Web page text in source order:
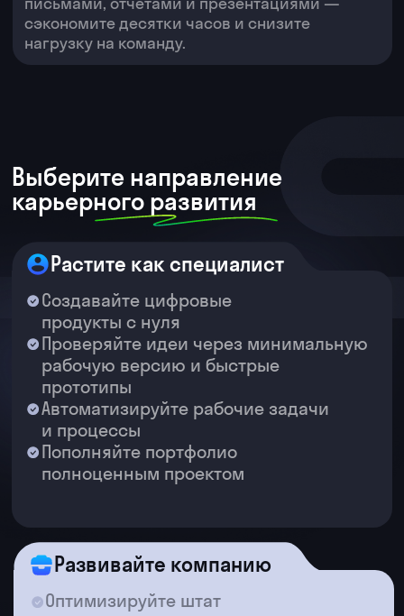
Анализирую конкурентов
в таблицах Excel самостоятельно
Создаю баннеры в Figma или плачу
ChatGPT генерирует 10 вариантов
поста за 2 минуты
DeepSeek анализирует конкурентов
ИИ предлагает контент-план на месяц
Midjourney создает баннеры
по описанию за секунды
Без нейросетей
Собираю данные вручную из разных
источников часами
Пишу формулы Excel — часто
ошибаюсь и ищу ошибки
Трачу много времени на
формулирование выводов
С нейросетями